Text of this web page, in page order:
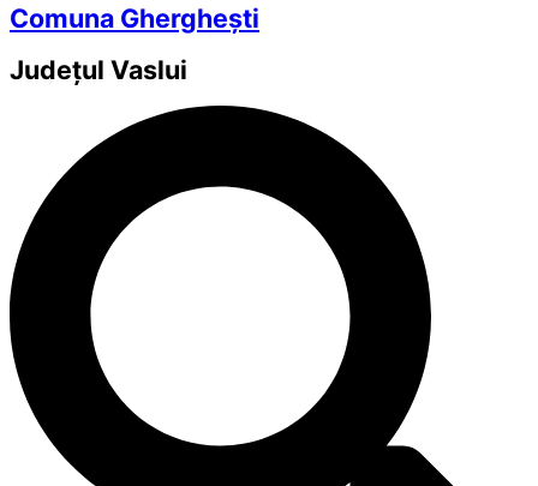
Comuna Gherghești
Județul Vaslui